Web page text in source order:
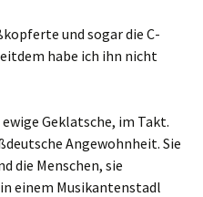
und sogar die C-
habe ich ihn nicht
Geklatsche, im Takt.
Angewohnheit. Sie
die Menschen, sie
einem Musikantenstadl